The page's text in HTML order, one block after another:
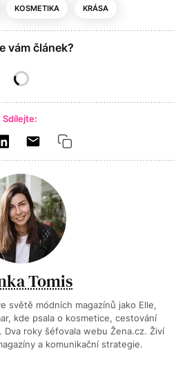
KOSMETIKA KRÁSA
vám článek?
Sdílejte:
Tomis
světě módních magazínů jako Elle,
kde psala o kosmetice, cestování
roky šéfovala webu Žena.cz. Živí
a komunikační strategie.